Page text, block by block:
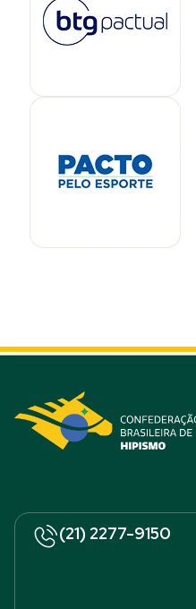
(21) 2277-9150